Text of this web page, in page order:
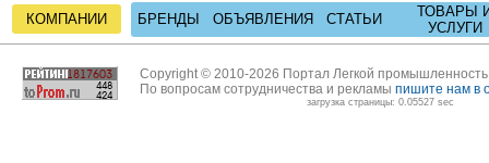
КОМПАНИИ БРЕНДЫ ОБЪЯВЛЕНИЯ СТАТЬИ
ТОВАРЫ
УСЛУГИ
Copyright © 2010-2026 Портал Легкой
По вопросам сотрудничества и рекламы пишите нам в
загрузка страницы: 0.05527 sec